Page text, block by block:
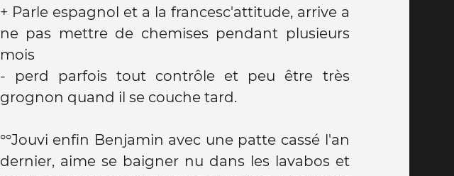
+ Parle espagnol et a la francesc'attitude, arrive a
ne pas mettre de chemises pendant plusieurs
mois
- perd parfois tout contrôle et peu être très
grognon quand il se couche tard.
°°Jouvi enfin Benjamin avec une patte cassé l'an
dernier, aime se baigner nu dans les lavabos et